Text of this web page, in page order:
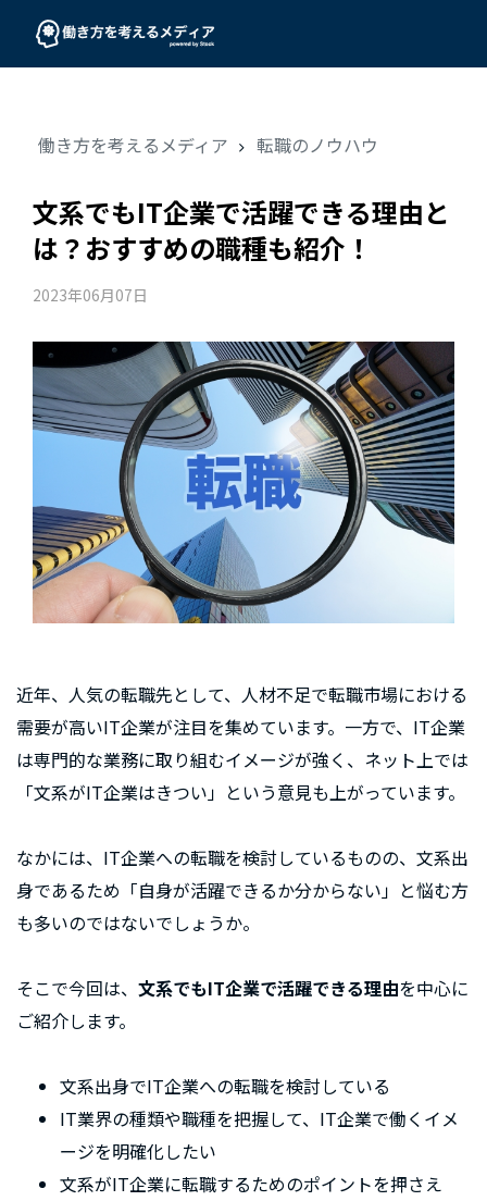
働き方を考えるメディア 転職のノウハウ
文系でもIT企業で活躍できる理由と
は？おすすめの職種も紹介！
2023年06月07日
近年、人気の転職先として、人材不足で転職市場における
需要が高いIT企業が注目を集めています。一方で、IT企業
は専門的な業務に取り組むイメージが強く、ネット上では
「文系がIT企業はきつい」という意見も上がっています。
なかには、IT企業への転職を検討しているものの、文系出
身であるため「自身が活躍できるか分からない」と悩む方
も多いのではないでしょうか。
そこで今回は、 文系でもIT企業で活躍できる理由を中心に
ご紹介します。
文系出身でIT企業への転職を検討している
IT業界の種類や職種を把握して、IT企業で働くイメ
ージを明確化したい
文系がIT企業に転職するためのポイントを押さえ